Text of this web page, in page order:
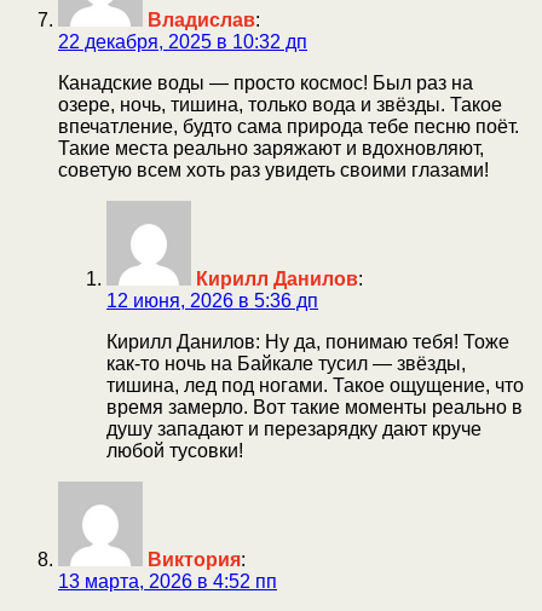
Владислав:
22 декабря, 2025 в 10:32 дп
Канадские воды — просто космос! Был раз на
озере, ночь, тишина, только вода и звёзды. Такое
впечатление, будто сама природа тебе песню поёт.
Такие места реально заряжают и вдохновляют,
советую всем хоть раз увидеть своими глазами!
Кирилл Данилов:
12 июня, 2026 в 5:36 дп
Кирилл Данилов: Ну да, понимаю тебя! Тоже
как-то ночь на Байкале тусил — звёзды,
тишина, лед под ногами. Такое ощущение, что
время замерло. Вот такие моменты реально в
душу западают и перезарядку дают круче
любой тусовки!
Виктория:
13 марта, 2026 в 4:52 пп